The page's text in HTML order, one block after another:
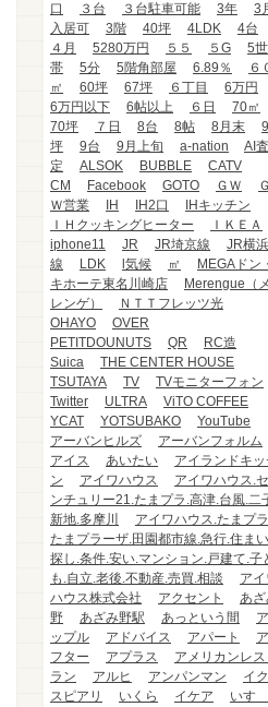
口
３台 ３台駐車可能 3年
3
入居可
3階 40坪 4LDK
4台
４月
5280万円 ５５ ５G
5世
帯
5分 5階角部屋 6.89％
６
㎡
60坪 67坪 ６丁目
6万円
6万円以下
6帖以上 ６日
70㎡
70坪
７日 8台 8帖 8月末
坪
9台 9月上旬 a-nation
AI査
定
ALSOK BUBBLE
CATV
CM
Facebook GOTO ＧＷ
Ｇ
Ｗ営業
IH IH2口
IHキッチン
ＩＨクッキングヒーター
ＩＫＥＡ
iphone11
JR JR埼京線
JR横浜
線
LDK l気候 ㎡
MEGAドン・
キホーテ東名川崎店
Merengue（メ
レンゲ）
ＮＴＴフレッツ光
OHAYO
OVER
PETITDOUNUTS
QR
RC造
Suica
THE CENTER HOUSE
TSUTAYA
TV
TVモニターフォン
Twitter
ULTRA
ViTO COFFEE
YCAT
YOTSUBAKO
YouTube
アーバンヒルズ
アーバンフォルム
アイス
あいたい
アイランドキッ
ン
アイワハウス
アイワハウス.セ
ンチュリー21.たまプラ.高津.台風.二
新地.多摩川
アイワハウス.たまプ
たまプラーザ.田園都市線.急行.住まい
探し.条件.安い.マンション.戸建て.子
も.自立.老後.不動産.売買.相談
アイ
ハウス株式会社
アクセント
あ
野
あざみ野駅 あっという間
ア
ップル
アドバイス アパート
ア
フター
アプラス
アメリカンレス
ラン
アルヒ アンパンマン
イク
スピアリ
いくら イケア
いすゞ